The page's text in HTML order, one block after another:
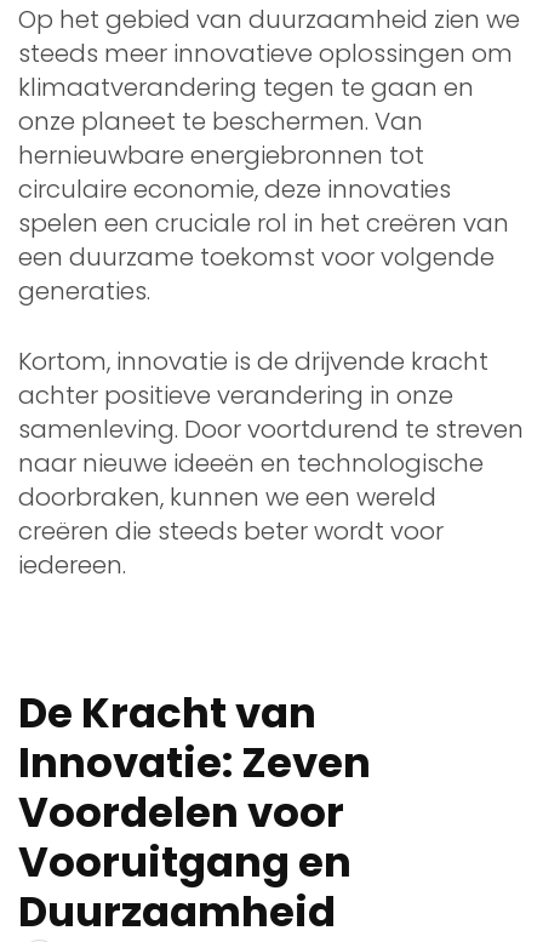
Op het gebied van duurzaamheid zien we
steeds meer innovatieve oplossingen om
klimaatverandering tegen te gaan en
onze planeet te beschermen. Van
hernieuwbare energiebronnen tot
circulaire economie, deze innovaties
spelen een cruciale rol in het creëren van
een duurzame toekomst voor volgende
generaties.
Kortom, innovatie is de drijvende kracht
achter positieve verandering in onze
samenleving. Door voortdurend te streven
naar nieuwe ideeën en technologische
doorbraken, kunnen we een wereld
creëren die steeds beter wordt voor
iedereen.
De Kracht van
Innovatie: Zeven
Voordelen voor
Vooruitgang en
Duurzaamheid